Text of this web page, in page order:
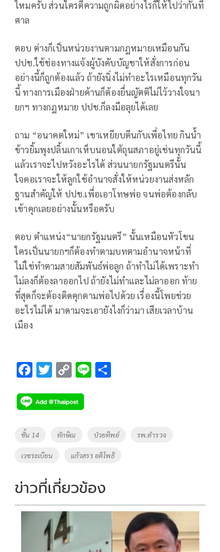
ไหมครับ ส่วนใครตีความถูกผิดอย่างไรก็ให้ไปว่ากันที่
ศาล
ตอบ ต่างก็เป็นหน่วยงานตามกฎหมายเหมือนกัน
ปปช.ใช้ช่องทางแจ้งผู้บังคับบัญชาให้สั่งการก่อน
อย่างนี้ก็ถูกต้องแล้ว ถ้ายังนิ่งไม่ทำอะไรเหมือนทุกวัน
นี้ ทางการเมืองฝ่ายค้านก็ต้องยื่นญัตติไม่ไว้วางใจนา
ยกฯ ทางกฎหมาย ปปช.ก็ลงมือลุยได้เลย
ถาม “อนาคตใหม่” เขาเหยียบตีนกับเพื่อไทย กินน้ำ
ข้าวยิ้มพุงปลิ้นเกาเห็บนอนใต้ถุนสภาอยู่เช่นทุกวันนี้
แล้วเราจะไปหวังอะไรได้ ส่วนนายกรัฐมนตรีนั้น
ใจคอเราจะให้ลูกใช้อำนาจสั่งให้หน่วยงานส่งหลัก
ฐานสำคัญให้ ปปช.เพื่อเอาโทษพ่อ จนพ่อต้องกลับ
เข้าคุกเลยอย่างนั้นหรือครับ
ตอบ ตำแหน่ง“นายกรัฐมนตรี” นั้นเหมือนหัวโขน
ใครเป็นนายกฯก็ต้องทำตามบทตามอำนาจหน้าที่
ไม่ใช่ทำตามสายสัมพันธ์พ่อลูก ถ้าทำไม่ได้เพราะทำ
ไม่ลงก็ต้องลาออกไป ถ้ายังไม่ทำและไม่ลาออก ท้าย
ที่สุดก็จะต้องติดคุกตามพ่อไปด้วย เรื่องนี้โพยช่วย
อะไรไม่ได้ มาดามจะเอายังไงก็ว่ามา เสียเวลาบ้าน
เมือง
F
e
b
o
o
k
T
tt
er
C
p
y
Li
n
k
Li
Tags
ชั้น 14 ทักษิณ ป่วยทิพย์ รพ.ตำรวจ
เวชระเบียน แก้วสรร อติโพธิ
ข่าวที่เกี่ยวข้อง